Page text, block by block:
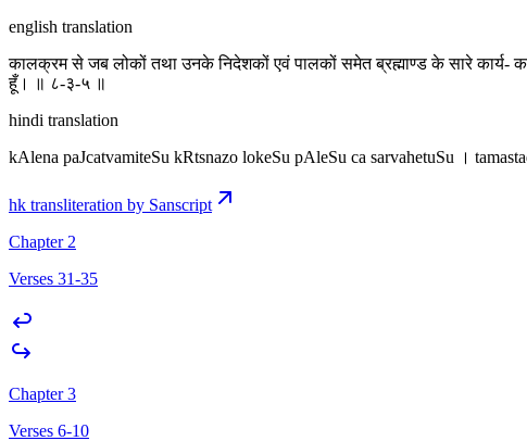
english translation
कालक्रम से जब लोकों तथा उनके निदेशकों एवं पालकों समेत ब्रह्माण्ड के सारे
हूँ। ॥ ८-३-५ ॥
hindi translation
kAlena paJcatvamiteSu kRtsnazo lokeSu pAleSu ca sarvahetuSu ।
hk transliteration by Sanscript
Chapter 2
Verses 31-35
Chapter 3
Verses 6-10